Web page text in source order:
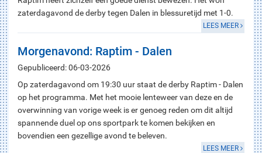
zaterdagavond de derby tegen Dalen in blessuretijd met 1-0.
LEES MEER
Morgenavond: Raptim - Dalen
Gepubliceerd: 06-03-2026
Op zaterdagavond om 19:30 uur staat de derby Raptim - Dalen
op het programma. Met het mooie lenteweer van deze en de
overwinning van vorige week is er genoeg reden om dit altijd
spannende duel op ons sportpark te komen bekijken en
bovendien een gezellige avond te beleven.
LEES MEER